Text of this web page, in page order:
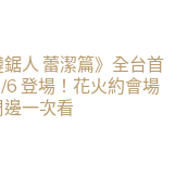
人 蕾潔篇》全台首
6 登場！花火約會場
一次看